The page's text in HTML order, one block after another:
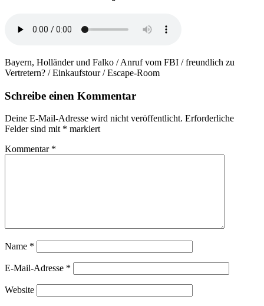
Bayern, Holländer und Falko / Anruf vom FBI / freundlich zu
Vertretern? / Einkaufstour / Escape-Room
Schreibe einen Kommentar
Deine E-Mail-Adresse wird nicht veröffentlicht. Erforderliche
Felder sind mit * markiert
Kommentar *
Name *
E-Mail-Adresse *
Website